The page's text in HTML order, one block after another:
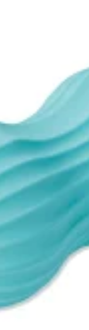
ウェーブは効果な